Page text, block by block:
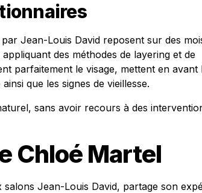
Jean-Louis David reposent sur des
des méthodes de layering et de
parfaitement le visage, mettent en avant
que les signes de vieillesse.
sans avoir recours à des
Chloé Martel
Jean-Louis David, partage son